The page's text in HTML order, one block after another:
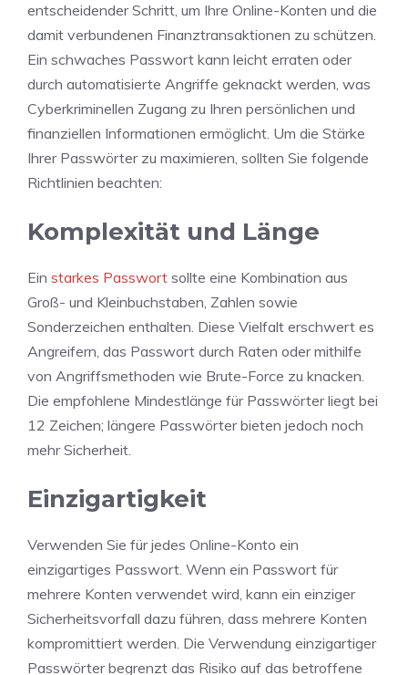
entscheidender Schritt, um Ihre Online-Konten und die
damit verbundenen Finanztransaktionen zu schützen.
Ein schwaches Passwort kann leicht erraten oder
durch automatisierte Angriffe geknackt werden, was
Cyberkriminellen Zugang zu Ihren persönlichen und
finanziellen Informationen ermöglicht. Um die Stärke
Ihrer Passwörter zu maximieren, sollten Sie folgende
Richtlinien beachten:
Komplexität und Länge
Ein starkes Passwort sollte eine Kombination aus
Groß- und Kleinbuchstaben, Zahlen sowie
Sonderzeichen enthalten. Diese Vielfalt erschwert es
Angreifern, das Passwort durch Raten oder mithilfe
von Angriffsmethoden wie Brute-Force zu knacken.
Die empfohlene Mindestlänge für Passwörter liegt bei
12 Zeichen; längere Passwörter bieten jedoch noch
mehr Sicherheit.
Einzigartigkeit
Verwenden Sie für jedes Online-Konto ein
einzigartiges Passwort. Wenn ein Passwort für
mehrere Konten verwendet wird, kann ein einziger
Sicherheitsvorfall dazu führen, dass mehrere Konten
kompromittiert werden. Die Verwendung einzigartiger
Passwörter begrenzt das Risiko auf das betroffene